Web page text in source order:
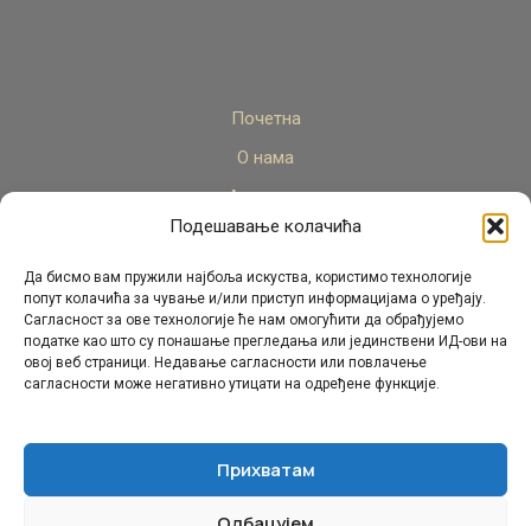
Подешавање колачића
Да бисмо вам пружили најбоља искуства, користимо технологије
попут колачића за чување и/или приступ информацијама о уређају.
Сагласност за ове технологије ће нам омогућити да обрађујемо
податке као што су понашање прегледања или јединствени ИД-ови на
овој веб страници. Недавање сагласности или повлачење
сагласности може негативно утицати на одређене функције.
Прихватам
Почетна
О нама
Актуелно
Стручни кадар
Пројекти
Архива
Контакт